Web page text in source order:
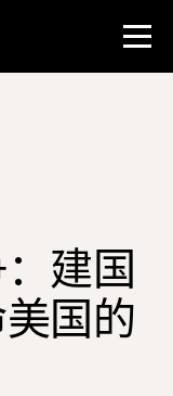
建国
国的